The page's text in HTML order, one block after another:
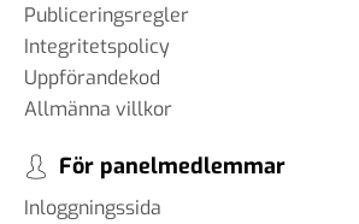
Publiceringsregler
Integritetspolicy
Uppförandekod
Allmänna villkor
För panelmedlemmar
Inloggningssida